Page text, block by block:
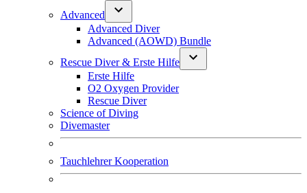
Advanced
Advanced Diver
Advanced (AOWD) Bundle
Rescue Diver & Erste Hilfe
Erste Hilfe
O2 Oxygen Provider
Rescue Diver
Science of Diving
Divemaster
Tauchlehrer Kooperation